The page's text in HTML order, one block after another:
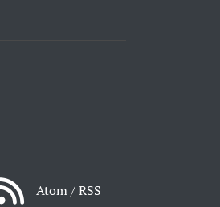
Atom / RSS